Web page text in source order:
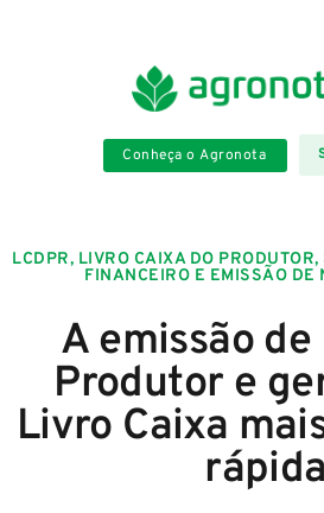
Conheça o Agronota
LCDPR, LIVRO CAIXA DO
FINANCEIRO E EMISSÃO DE
A emissão de
Produtor e
Livro Caixa
rápida